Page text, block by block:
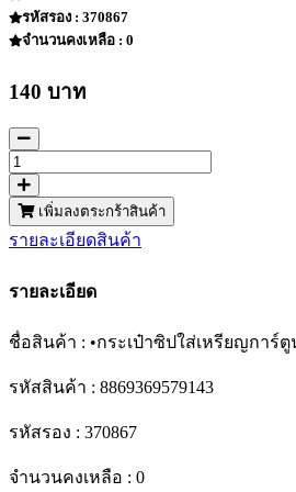
รหัสรอง : 370867
จำนวนคงเหลือ : 0
140 บาท
เพิ่มลงตระกร้าสินค้า
รายละเอียดสินค้า
รายละเอียด
ชื่อสินค้า : •กระเป๋าซิปใส่เหรียญการ์
รหัสสินค้า : 8869369579143
รหัสรอง : 370867
จำนวนคงเหลือ : 0